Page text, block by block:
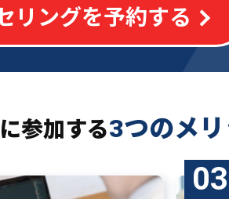
リングを予約する
参加する3つのメリ
03